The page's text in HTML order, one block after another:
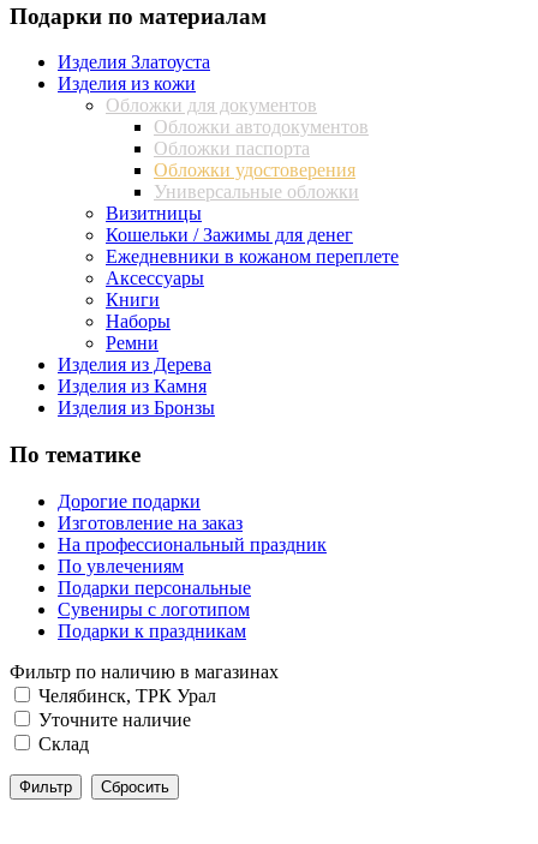
Подарки по материалам
Изделия Златоуста
Изделия из кожи
Обложки для документов
Обложки автодокументов
Обложки паспорта
Обложки удостоверения
Универсальные обложки
Визитницы
Кошельки / Зажимы для денег
Ежедневники в кожаном переплете
Аксессуары
Книги
Наборы
Ремни
Изделия из Дерева
Изделия из Камня
Изделия из Бронзы
По тематике
Дорогие подарки
Изготовление на заказ
На профессиональный праздник
По увлечениям
Подарки персональные
Сувениры с логотипом
Подарки к праздникам
Фильтр по наличию в магазинах
Челябинск, ТРК Урал
Уточните наличие
Склад